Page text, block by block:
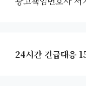
24시간 긴급대응